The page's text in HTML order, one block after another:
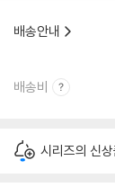
배송안내
배송비
시리즈의 신